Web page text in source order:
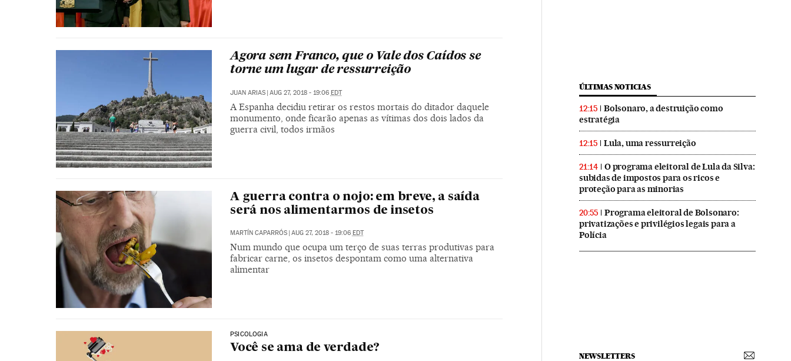
Agora sem Franco, que o Vale dos Caídos se
torne um lugar de ressurreição
JUAN ARIAS | AUG 27, 2018 - 19:06 EDT
A Espanha decidiu retirar os restos mortais do ditador daquele
monumento, onde ficarão apenas as vítimas dos dois lados da
guerra civil, todos irmãos
A guerra contra o nojo: em breve, a saída
será nos alimentarmos de insetos
MARTÍN CAPARRÓS AUG 27, 2018 - 19:06 EDT
Num mundo que ocupa um terço de suas terras produtivas para
fabricar carne, os insetos despontam como uma alternativa
alimentar
PSICOLOGIA
Você se ama de verdade?
ÚLTIMAS NOTICIAS
12:15
Bolsonaro, a destruição como
estratégia
12:15 Lula, uma ressurreição
21:14
O programa eleitoral de Lula da Silva:
subidas de impostos para os ricos e
proteção para as minorias
20:55
Programa eleitoral de Bolsonaro:
privatizações e privilégios legais para a
Polícia
NEWSLETTERS